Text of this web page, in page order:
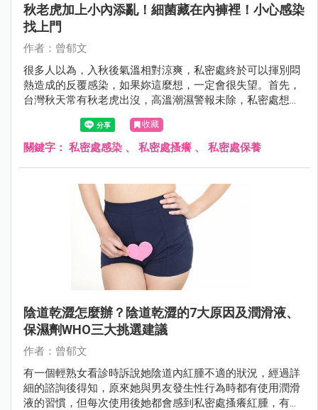
秋老虎加上小內添亂！細菌藏在內褲裡！小心感染
找上門
作者：曾郁文
很多人以為，入秋後氣溫相對涼爽，私密處終於可以揮別悶
熱造成的反覆感染，如果妳這麼想，一定會很失望。首先，
台灣秋天常有秋老虎出沒，高溫潮濕警報未除，私密處想要
遠離搔癢感染有難度，另一方面，很多人以為感染問題出在
外在環境，卻忽略內在環境也可能成為幫兇。
收藏
關鍵字： 私密處感染 、 私密處搔癢 、 私密處保養
陰道乾澀怎麼辦？陰道乾澀的7大原因及潤滑液、
保濕劑WHO三大挑選建議
作者：曾郁文
有一個輕熟女看診時訴說她陰道內紅腫不適的狀況，經過詳
細的諮詢後得知，原來她與男友發生性行為時都有使用潤滑
液的習慣，但每次使用後她都會感到私密處搔癢紅腫，有一